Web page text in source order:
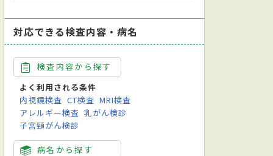
対応できる検査内容・病名
検査内容から探す
よく利用される条件
内視鏡検査 CT検査 MRI検査
アレルギー検査 乳がん検診
子宮頸がん検診
病名から探す